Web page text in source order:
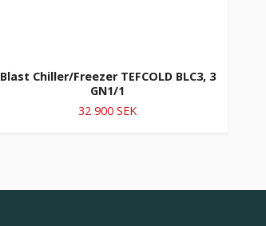
Blast Chiller/Freezer TEFCOLD BLC3, 3
GN1/1
32 900 SEK